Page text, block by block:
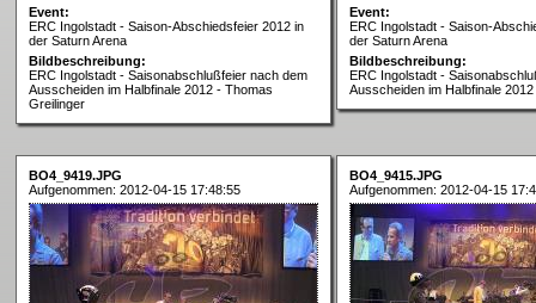
Event:
ERC Ingolstadt - Saison-Abschiedsfeier 2012 in
der Saturn Arena
Bildbeschreibung:
ERC Ingolstadt - Saisonabschlußfeier nach dem
Ausscheiden im Halbfinale 2012 - Thomas
Greilinger
Event:
ERC Ingolstadt - Saison-
der Saturn Arena
Bildbeschreibung:
ERC Ingolstadt -
Ausscheiden im Halbfinale 2012
BO4_9419.JPG
Aufgenommen: 2012-04-15 17:48:55
BO4_9415.JPG
Aufgenommen: 2012-04-15